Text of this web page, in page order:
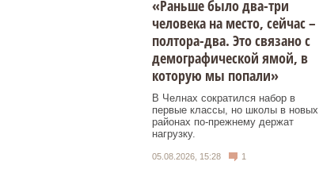
«Раньше было два-три
человека на место, сейчас –
полтора-два. Это связано с
демографической ямой, в
которую мы попали»
В Челнах сократился набор в
первые классы, но школы в новых
районах по-прежнему держат
нагрузку.
05.08.2026, 15:28 1